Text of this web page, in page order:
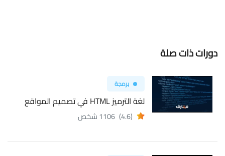
دورات ذات صلة
برمجة
لغة الترميز HTML في تصميم المواقع
(4.6) 1106 شخص